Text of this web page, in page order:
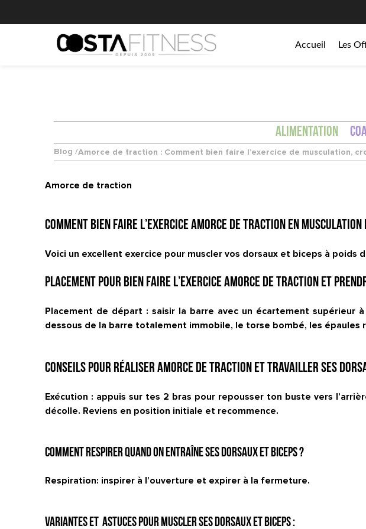
Accueil Les
Alimentation
Blog /Amorce de traction : Comment bien faire l’exercice de musculation,
Amorce de traction
Comment bien faire l’exercice Amorce de traction en
Voici un excellent exercice pour muscler vos dorsaux et biceps à poids
Placement pour bien faire l’exercice Amorce de traction et
Placement de départ : saisir la barre avec un écartement supérieur
dessous de la barre totalement immobile, le torse bombé, les épaules
Conseils pour réaliser Amorce de traction et travailler ses
Exécution : appuis sur tes 2 bras pour repousser ton buste vers
décolle. Reviens en position initiale et recommence.
Comment respirer quand on entraîne ses dorsaux et biceps ?
Respiration: inspirer à l’ouverture et expirer à la fermeture.
Variantes et astuces pour muscler ses dorsaux et biceps :